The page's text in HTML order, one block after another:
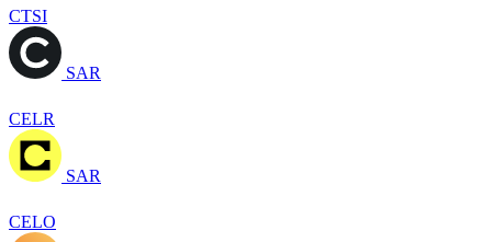
CTSI
SAR
CELR
SAR
CELO